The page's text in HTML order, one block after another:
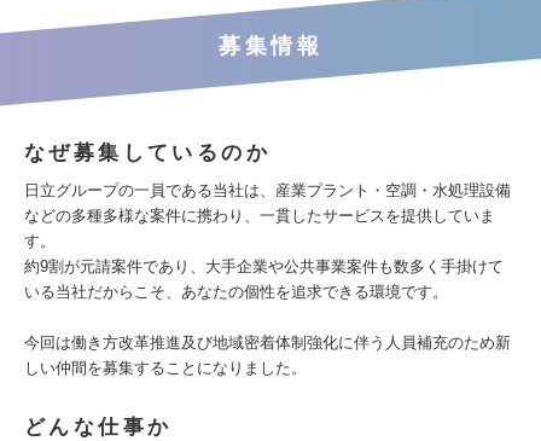
募集情報
なぜ募集しているのか
日立グループの一員である当社は、産業プラント・空調・水処理設備
などの多種多様な案件に携わり、一貫したサービスを提供していま
す。
約9割が元請案件であり、大手企業や公共事業案件も数多く手掛けて
いる当社だからこそ、あなたの個性を追求できる環境です。
今回は働き方改革推進及び地域密着体制強化に伴う人員補充のため新
しい仲間を募集することになりました。
どんな仕事か